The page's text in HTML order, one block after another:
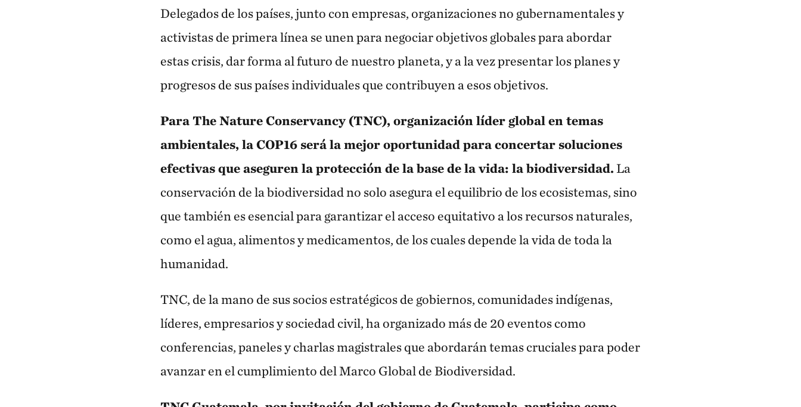
Delegados de los países, junto con empresas, organizaciones no gubernamentales y
activistas de primera línea se unen para negociar objetivos globales para abordar
estas crisis, dar forma al futuro de nuestro planeta, y a la vez presentar los planes y
progresos de sus países individuales que contribuyen a esos objetivos.
Para The Nature Conservancy (TNC), organización líder global en temas
ambientales, la COP16 será la mejor oportunidad para concertar soluciones
efectivas que aseguren la protección de la base de la vida: la biodiversidad. La
conservación de la biodiversidad no solo asegura el equilibrio de los ecosistemas, sino
que también es esencial para garantizar el acceso equitativo a los recursos naturales,
como el agua, alimentos y medicamentos, de los cuales depende la vida de toda la
humanidad.
TNC, de la mano de sus socios estratégicos de gobiernos, comunidades indígenas,
líderes, empresarios y sociedad civil, ha organizado más de 20 eventos como
conferencias, paneles y charlas magistrales que abordarán temas cruciales para poder
avanzar en el cumplimiento del Marco Global de Biodiversidad.